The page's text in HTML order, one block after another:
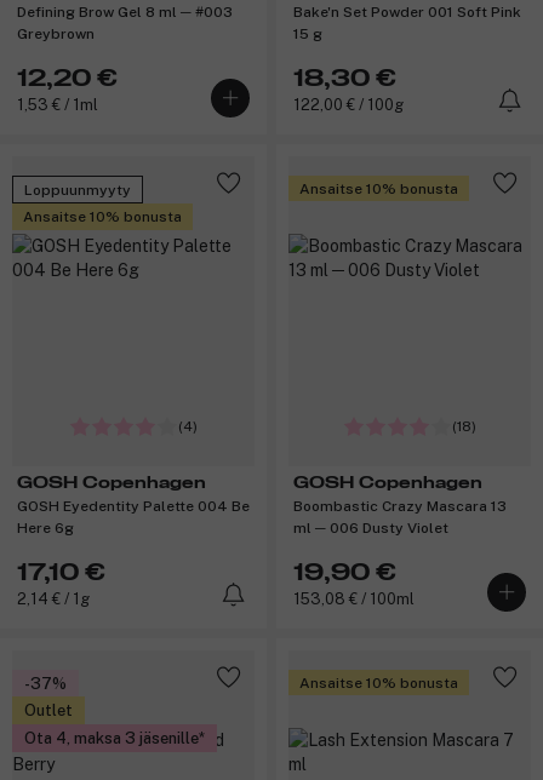
Defining Brow Gel 8 ml ─ #003
Greybrown
12,20 €
1,53 € / 1ml
Bake'n Set Powder 001 Soft Pink
15 g
18,30 €
122,00 € / 100g
Loppuunmyyty
Ansaitse 10% bonusta
(4)
GOSH Copenhagen
GOSH Eyedentity Palette 004 Be
Here 6g
17,10 €
2,14 € / 1g
Ansaitse 10% bonusta
(18)
GOSH Copenhagen
Boombastic Crazy Mascara 13
ml ─ 006 Dusty Violet
19,90 €
153,08 € / 100ml
-37%
Outlet
Ota 4, maksa 3 jäsenille
Ansaitse 10% bonusta